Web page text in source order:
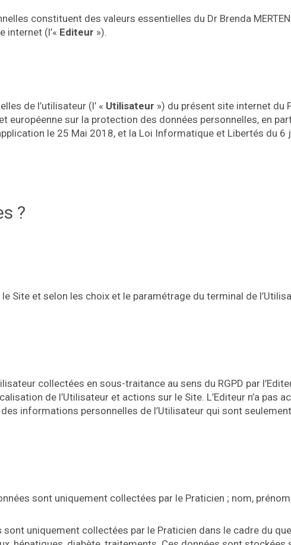
constituent des valeurs essentielles du Dr Brenda
internet (l’« Editeur »).
de l’utilisateur (l’ « Utilisateur ») du présent site internet du
sur la protection des données personnelles, en
le 25 Mai 2018, et la Loi Informatique et Libertés du
?
Site et selon les choix et le paramétrage du terminal de
collectées en sous-traitance au sens du RGPD par
de l’Utilisateur et actions sur le Site. L’Editeur n’a pas
informations personnelles de l’Utilisateur qui sont
sont uniquement collectées par le Praticien ; nom,
uniquement collectées par le Praticien dans le cadre du